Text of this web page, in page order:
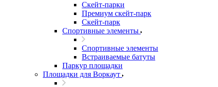
Скейт-парки
Премиум скейт-парк
Скейт-парк
Спортивные элементы
Спортивные элементы
Встраиваемые батуты
Паркур площадки
Площадки для Воркаут